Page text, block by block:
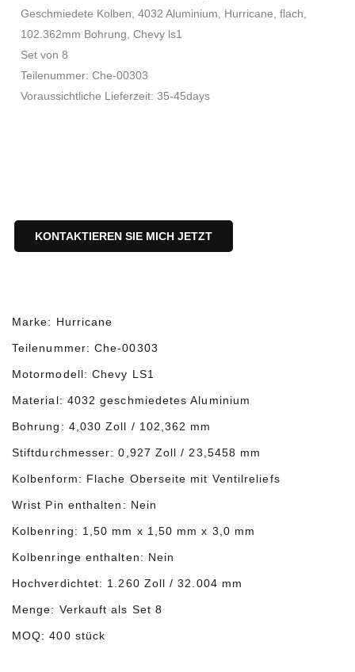
Geschmiedete Kolben, 4032 Aluminium, Hurricane, flach,
102.362mm Bohrung, Chevy ls1
Set von 8
Teilenummer: Che-00303
Voraussichtliche Lieferzeit: 35-45days
KONTAKTIEREN SIE MICH JETZT
Marke: Hurricane
Teilenummer: Che-00303
Motormodell: Chevy LS1
Material: 4032 geschmiedetes Aluminium
Bohrung: 4,030 Zoll / 102,362 mm
Stiftdurchmesser: 0,927 Zoll / 23,5458 mm
Kolbenform: Flache Oberseite mit Ventilreliefs
Wrist Pin enthalten: Nein
Kolbenring: 1,50 mm x 1,50 mm x 3,0 mm
Kolbenringe enthalten: Nein
Hochverdichtet: 1.260 Zoll / 32.004 mm
Menge: Verkauft als Set 8
MOQ: 400 stück